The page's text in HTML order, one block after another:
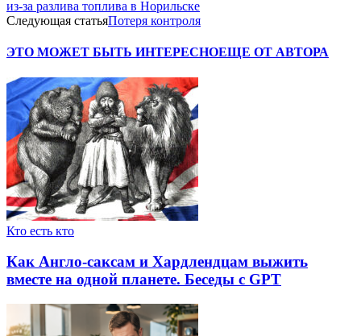
из-за разлива топлива в Норильске
Следующая статьяПотеря контроля
ЭТО МОЖЕТ БЫТЬ ИНТЕРЕСНОЕЩЕ ОТ АВТОРА
Кто есть кто
Как Англо-саксам и Хардлендцам выжить
вместе на одной планете. Беседы с GPT